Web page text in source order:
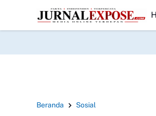
HEADLINE
Danlanal Nias Dampingi Gubernur Sumut
Beranda Sosial